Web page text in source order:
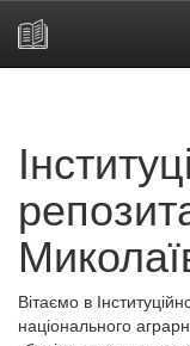
Вітаємо в
національного